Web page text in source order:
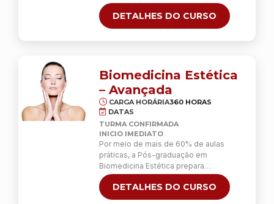
imunologia aplicada à saúde estética e
cosmetologia e dermocosméticos
faciais e corporais.
DETALHES DO CURSO
Biomedicina Estética
– Avançada
CARGA HORÁRIA360 HORAS
DATAS
TURMA CONFIRMADA
INICIO IMEDIATO
Por meio de mais de 60% de aulas
práticas, a Pós-graduação em
Biomedicina Estética prepara
profissionais biomédicos a se habilitar
para a realização de procedimentos de
estética facial e corporal, avançados e
DETALHES DO CURSO